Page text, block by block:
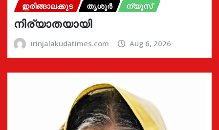
ഇരിങ്ങാലക്കുട തൃശൂർ ന്യൂസ്
നിര്യാതയായി
irinjalakudatimes.com Aug 6, 2026